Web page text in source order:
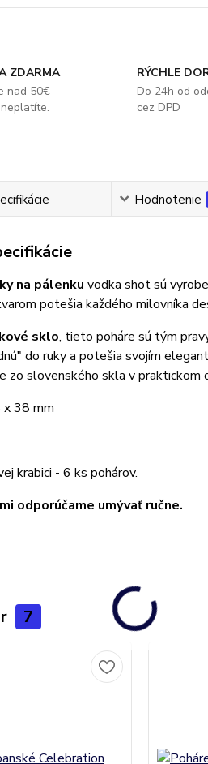
ZDARMA
nad 50€
RÝCHLE
Do 24h od
cez DPD
Hodnotenie
na pálenku vodka shot sú
potešia každého milovníka
sklo, tieto poháre sú tým
do ruky a potešia svojím
zo slovenského skla v praktickom
x 38 mm
krabici - 6 ks pohárov.
odporúčame umývať ručne.
7